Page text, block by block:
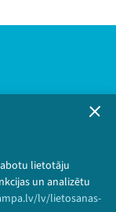
lietotāju
un analizētu
lv/lietosanas-
tiesības